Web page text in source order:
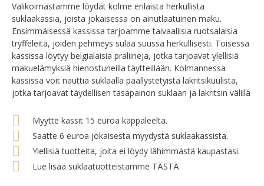
Valikoimastamme löydät kolme erilaista herkullista
suklaakassia, joista jokaisessa on ainutlaatuinen maku.
Ensimmäisessä kassissa tarjoamme taivaallisia ruotsalaisia
tryffeleitä, joiden pehmeys sulaa suussa herkullisesti. Toisessa
kassissa löytyy belgialaisia praliineja, jotka tarjoavat ylellisiä
makuelämyksiä hienostuneilla täytteillään. Kolmannessa
kassissa voit nauttia suklaalla päällystetyistä lakritsikuulista,
jotka tarjoavat täydellisen tasapainon suklaan ja lakritsin välillä
Myytte kassit 15 euroa kappaleelta.
Saatte 6 euroa jokaisesta myydystä suklaakassista.
Ylellisiä tuotteita, joita ei löydy lähimmästä kaupastasi.
Lue lisää suklaatuotteistamme TÄSTÄ